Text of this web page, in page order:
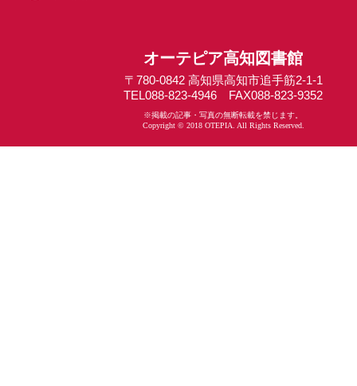
オーテピア高知図書館
〒780-0842 高知県高知市追手筋2-1-1
TEL088-823-4946 FAX088-823-9352
※掲載の記事・写真の無断転載を禁じます。
Copyright © 2018 OTEPIA. All Rights Reserved.